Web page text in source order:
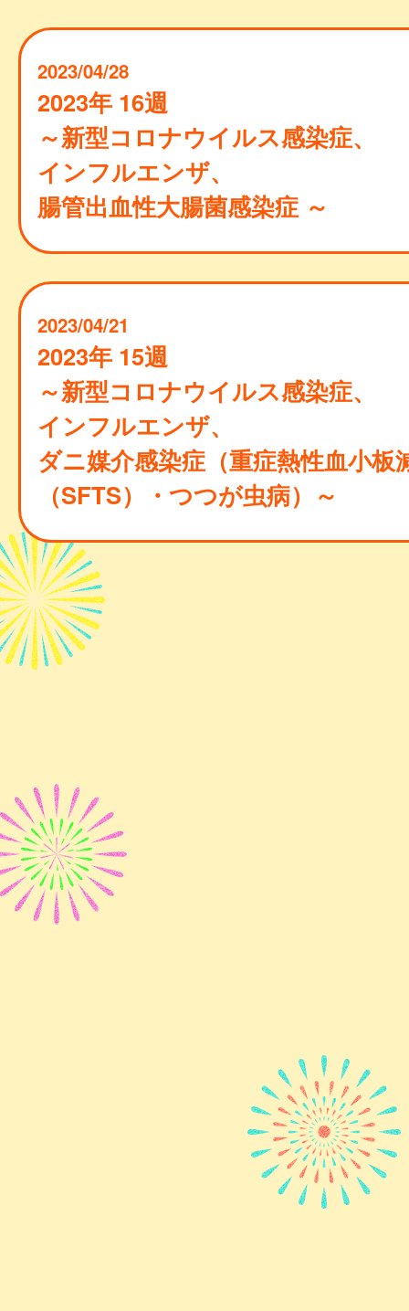
2023/04/28
2023年 16週
～新型コロナウイルス感染症、
インフルエンザ、
腸管出血性大腸菌感染症 ～
2023/04/21
2023年 15週
～新型コロナウイルス感染症、
インフルエンザ、
ダニ媒介感染症（重症熱性血小板
（SFTS）・つつが虫病）～